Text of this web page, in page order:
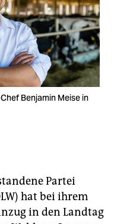
Benjamin Meise in
Partei
hat bei ihrem
in den Landtag